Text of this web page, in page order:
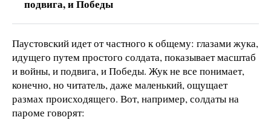
подвига, и Победы
Паустовский идет от частного к общему: глазами жука,
идущего путем простого солдата, показывает масштаб
и войны, и подвига, и Победы. Жук не все понимает,
конечно, но читатель, даже маленький, ощущает
размах происходящего. Вот, например, солдаты на
пароме говорят: